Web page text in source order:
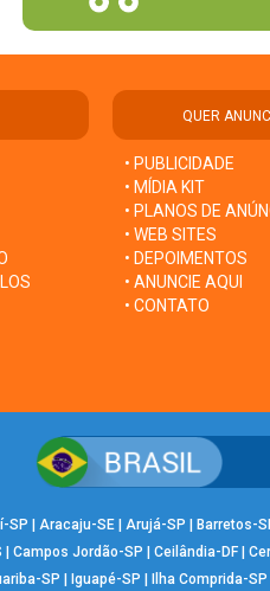
QUER
• PUBLICIDADE
• MÍDIA KIT
• PLANOS DE
• WEB SITES
• DEPOIMENTOS
• ANUNCIE AQUI
• CONTATO
SP | Aracaju-SE | Arujá-SP | Barretos-
| Campos Jordão-SP | Ceilândia-DF |
SP | Iguapé-SP | Ilha Comprida-SP